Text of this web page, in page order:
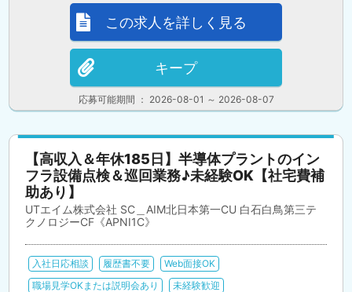
応募可能期間 ： 2026-08-01 ～ 2026-08-07
この求人を詳しく見る
キープ
【高収入＆年休185日】半導体プラントのイン
フラ設備点検＆巡回業務♪未経験OK【社宅費補
助あり】
UTエイム株式会社 SC＿AIM北日本第一CU 白石白鳥第三テ
クノロジーCF《APNI1C》
入社日応相談 履歴書不要
Web面接OK
職場見学OKまたは説明会あり
未経験歓迎